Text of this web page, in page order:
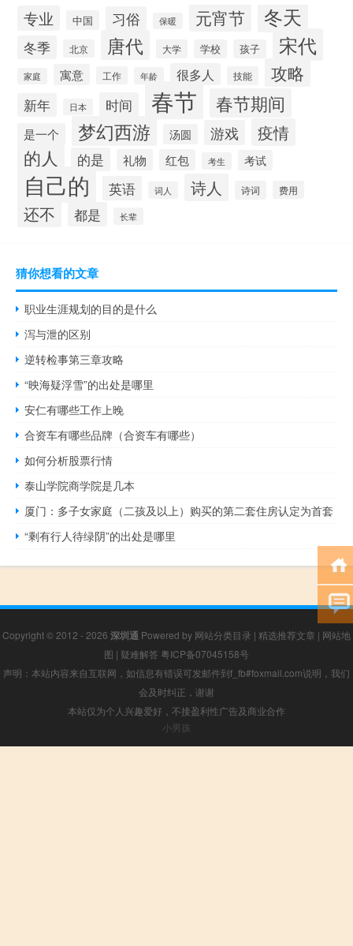
专业 中国 习俗 保暖 元宵节 冬天
冬季 北京 唐代 大学 学校 孩子 宋代
家庭 寓意 工作 年龄 很多人 技能 攻略
新年 日本 时间 春节 春节期间
是一个 梦幻西游 汤圆 游戏 疫情
的人 的是 礼物 红包 考生 考试
自己的 英语 词人 诗人 诗词 费用
还不 都是 长辈
猜你想看的文章
职业生涯规划的目的是什么
泻与泄的区别
逆转检事第三章攻略
“映海疑浮雪”的出处是哪里
安仁有哪些工作上晚
合资车有哪些品牌（合资车有哪些）
如何分析股票行情
泰山学院商学院是几本
厦门：多子女家庭（二孩及以上）购买的第二套住房认定为首套
“剩有行人待绿阴”的出处是哪里
Copyright © 2012 - 2026 深圳通 Powered by 网站分类目录 | 精选推荐文章 | 网站地
图 | 疑难解答 粤ICP备07045158号
声明：本站内容来自互联网，如信息有错误可发邮件到f_fb#foxmail.com说明，我们
会及时纠正，谢谢
本站仅为个人兴趣爱好，不接盈利性广告及商业合作
小男孩